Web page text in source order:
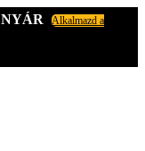
NYÁR
Alkalmazd a